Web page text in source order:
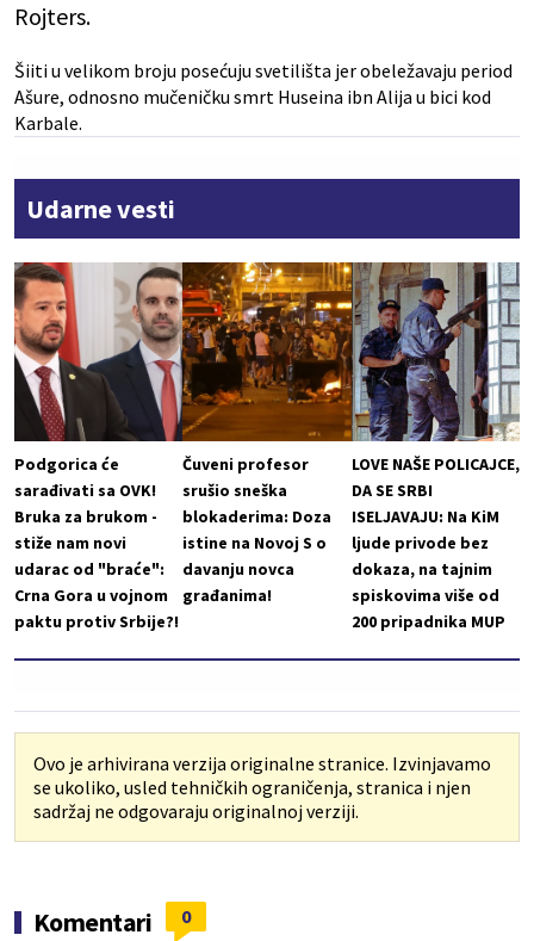
Rojters.
Šiiti u velikom broju posećuju svetilišta jer obeležavaju period
Ašure, odnosno mučeničku smrt Huseina ibn Alija u bici kod
Karbale.
Udarne vesti
Podgorica će
sarađivati sa OVK!
Bruka za brukom -
stiže nam novi
udarac od "braće":
Crna Gora u vojnom
paktu protiv Srbije?!
Čuveni profesor
srušio sneška
blokaderima: Doza
istine na Novoj S o
davanju novca
građanima!
LOVE NAŠE POLICAJCE,
DA SE SRBI
ISELJAVAJU: Na KiM
ljude privode bez
dokaza, na tajnim
spiskovima više od
200 pripadnika MUP
Ovo je arhivirana verzija originalne stranice. Izvinjavamo
se ukoliko, usled tehničkih ograničenja, stranica i njen
sadržaj ne odgovaraju originalnoj verziji.
Komentari 0